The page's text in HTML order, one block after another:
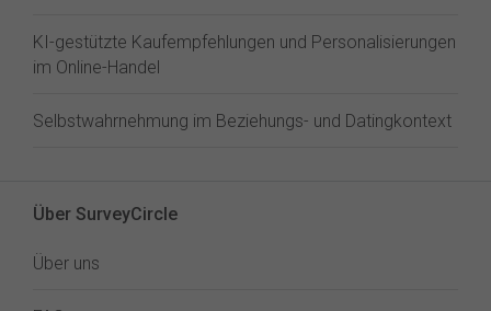
KI-gestützte Kaufempfehlungen und Personalisierungen
im Online-Handel
Selbstwahrnehmung im Beziehungs- und Datingkontext
Über SurveyCircle
Über uns